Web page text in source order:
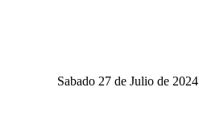
Sabado 27 de Julio de 2024